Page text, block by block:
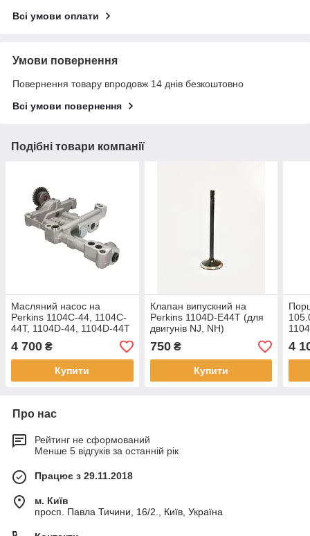
Всі умови оплати
Умови повернення
Повернення товару впродовж 14 днів безкоштовно
Всі умови повернення
Подібні товари компанії
Масляний насос на
Perkins 1104C-44, 1104C-
44T, 1104D-44, 1104D-44T
4 700 ₴
Купити
Клапан випускний на
Perkins 1104D-E44T (для
двигунів NJ, NH)
750₴
Купити
4
Про нас
Рейтинг не сформований
Менше 5 відгуків за останній рік
Працює з 29.11.2018
м. Київ
просп. Павла Тичини, 16/2., Київ, Україна